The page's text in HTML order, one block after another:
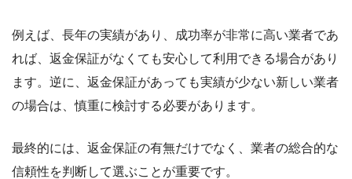
例えば、長年の実績があり、成功率が非常に高い業者であ
れば、返金保証がなくても安心して利用できる場合があり
ます。逆に、返金保証があっても実績が少ない新しい業者
の場合は、慎重に検討する必要があります。
最終的には、返金保証の有無だけでなく、業者の総合的な
信頼性を判断して選ぶことが重要です。